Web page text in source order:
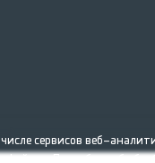
сервисов
Подробнее об